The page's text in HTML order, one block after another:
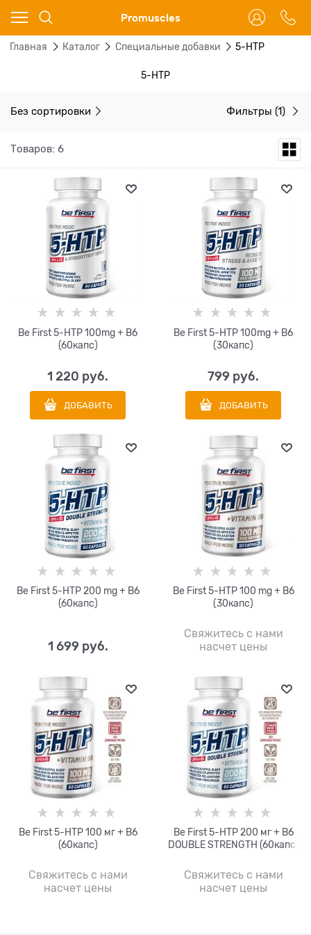
Promuscles
Главная Каталог Специальные добавки 5-HTP
5-HTP
Без сортировки Фильтры (1)
Товаров: 6
Be First 5-HTP 100mg + B6
(60капс)
1 220 руб.
ДОБАВИТЬ
Be First 5-HTP 100mg + B6
(30капс)
799 руб.
ДОБАВИТЬ
Be First 5-HTP 200 mg + B6
(60капс)
1 699 руб.
Be First 5-HTP 100 mg + B6
(30капс)
Свяжитесь с нами
насчет цены
Be First 5-HTP 100 мг + B6
(60капс)
Свяжитесь с нами
насчет цены
Be First 5-HTP 200 мг + B6
DOUBLE STRENGTH (60капс)
Свяжитесь с нами
насчет цены
Ваш город - Москва,
угадали?
ДА НЕТ